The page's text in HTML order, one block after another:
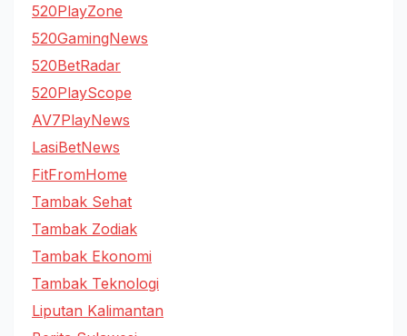
520PlayZone
520GamingNews
520BetRadar
520PlayScope
AV7PlayNews
LasiBetNews
FitFromHome
Tambak Sehat
Tambak Zodiak
Tambak Ekonomi
Tambak Teknologi
Liputan Kalimantan